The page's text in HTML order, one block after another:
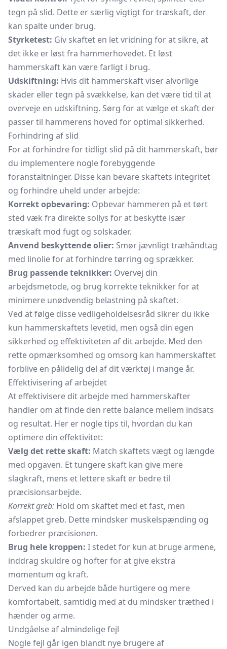
tegn på slid. Dette er særlig vigtigt for træskaft, der
kan spalte under brug.
Styrketest: Giv skaftet en let vridning for at sikre, at
det ikke er løst fra hammerhovedet. Et løst
hammerskaft kan være farligt i brug.
Udskiftning: Hvis dit hammerskaft viser alvorlige
skader eller tegn på svækkelse, kan det være tid til at
overveje en udskiftning. Sørg for at vælge et skaft der
passer til hammerens hoved for optimal sikkerhed.
Forhindring af slid
For at forhindre for tidligt slid på dit hammerskaft, bør
du implementere nogle forebyggende
foranstaltninger. Disse kan bevare skaftets integritet
og forhindre uheld under arbejde:
Korrekt opbevaring: Opbevar hammeren på et tørt
sted væk fra direkte sollys for at beskytte især
træskaft mod fugt og solskader.
Anvend beskyttende olier: Smør jævnligt træhåndtag
med linolie for at forhindre tørring og sprækker.
Brug passende teknikker: Overvej din
arbejdsmetode, og brug korrekte teknikker for at
minimere unødvendig belastning på skaftet.
Ved at følge disse vedligeholdelsesråd sikrer du ikke
kun hammerskaftets levetid, men også din egen
sikkerhed og effektiviteten af dit arbejde. Med den
rette opmærksomhed og omsorg kan hammerskaftet
forblive en pålidelig del af dit værktøj i mange år.
Effektivisering af arbejdet
At effektivisere dit arbejde med hammerskafter
handler om at finde den rette balance mellem indsats
og resultat. Her er nogle tips til, hvordan du kan
optimere din effektivitet:
Vælg det rette skaft: Match skaftets vægt og længde
med opgaven. Et tungere skaft kan give mere
slagkraft, mens et lettere skaft er bedre til
præcisionsarbejde.
Korrekt greb: Hold om skaftet med et fast, men
afslappet greb. Dette mindsker muskelspænding og
forbedrer præcisionen.
Brug hele kroppen: I stedet for kun at bruge armene,
inddrag skuldre og hofter for at give ekstra
momentum og kraft.
Derved kan du arbejde både hurtigere og mere
komfortabelt, samtidig med at du mindsker træthed i
hænder og arme.
Undgåelse af almindelige fejl
Nogle fejl går igen blandt nye brugere af